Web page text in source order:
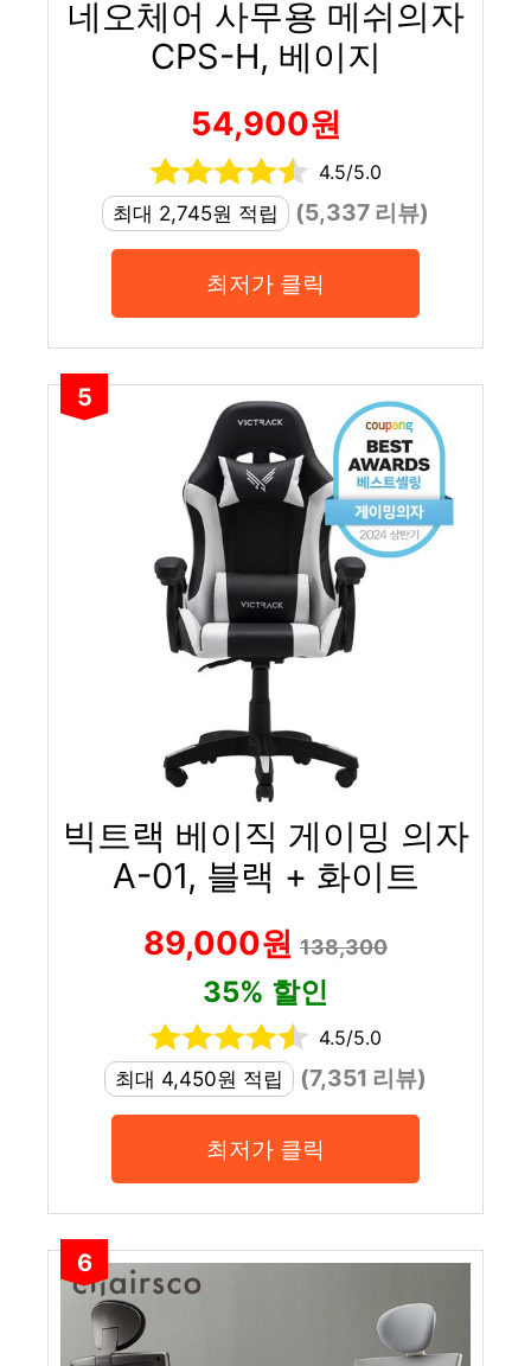
네오체어 사무용 메쉬의자
CPS-H, 베이지
54,900원
4.5/5.0
최대 2,745원 적립
(5,337 리뷰)
최저가 클릭
5
빅트랙 베이직 게이밍 의자
A-01, 블랙 + 화이트
89,000원 138,300
35% 할인
4.5/5.0
최대 4,450원 적립
(7,351 리뷰)
최저가 클릭
6